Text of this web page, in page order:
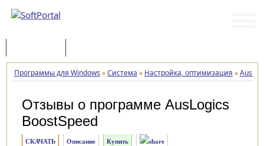
Программы для Windows »Система » Настройка, оптимизация »
Отзывы о программе AusLogics
BoostSpeed
СКАЧАТЬ Описание Купить